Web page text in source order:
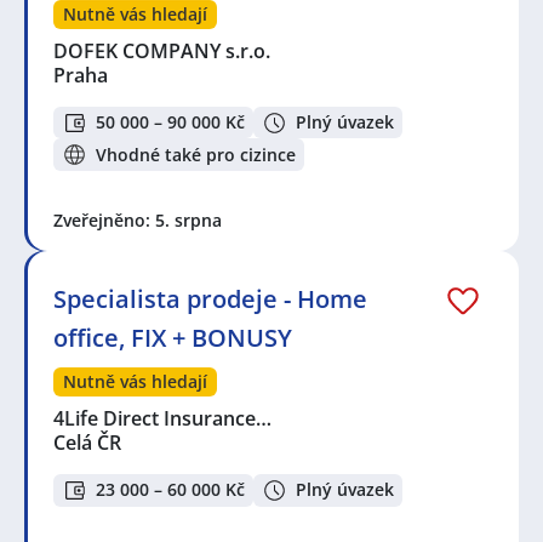
Nutně vás hledají
DOFEK COMPANY s.r.o.
Praha
50 000 – 90 000 Kč
Plný úvazek
Vhodné také pro cizince
Zveřejněno: 5. srpna
Specialista prodeje - Home
office, FIX + BONUSY
Nutně vás hledají
4Life Direct Insurance…
Celá ČR
23 000 – 60 000 Kč Plný úvazek